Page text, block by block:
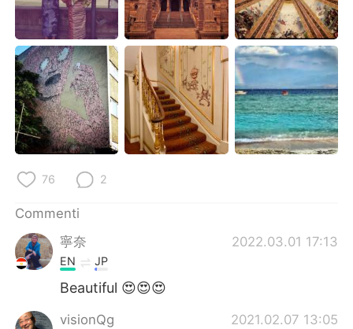
Português
76 2
Commenti
寧奈
2022.03.01 17:13
EN JP
Beautiful 😍😍😍
visionQg 2021.02.07 13:05